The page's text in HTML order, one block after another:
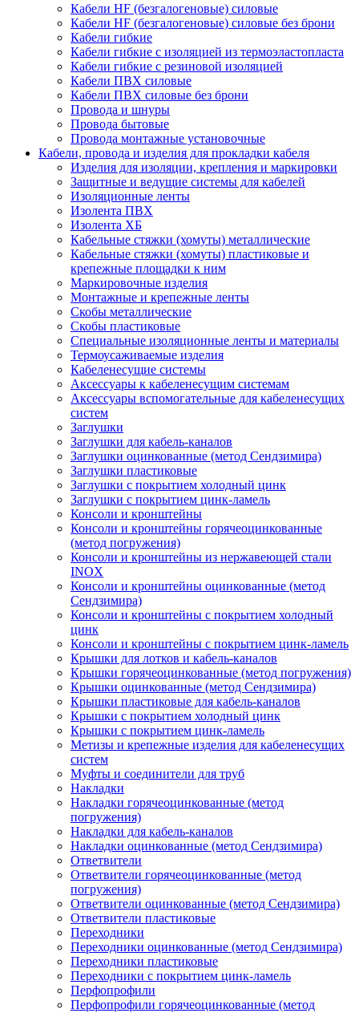
Кабели HF (безгалогеновые) силовые
Кабели HF (безгалогеновые) силовые без брони
Кабели гибкие
Кабели гибкие с изоляцией из термоэластопласта
Кабели гибкие с резиновой изоляцией
Кабели ПВХ силовые
Кабели ПВХ силовые без брони
Провода и шнуры
Провода бытовые
Провода монтажные установочные
Кабели, провода и изделия для прокладки кабеля
Изделия для изоляции, крепления и маркировки
Защитные и ведущие системы для кабелей
Изоляционные ленты
Изолента ПВХ
Изолента ХБ
Кабельные стяжки (хомуты) металлические
Кабельные стяжки (хомуты) пластиковые и
крепежные площадки к ним
Маркировочные изделия
Монтажные и крепежные ленты
Скобы металлические
Скобы пластиковые
Специальные изоляционные ленты и материалы
Термоусаживаемые изделия
Кабеленесущие системы
Аксессуары к кабеленесущим системам
Аксессуары вспомогательные для кабеленесущих
систем
Заглушки
Заглушки для кабель-каналов
Заглушки оцинкованные (метод Сендзимира)
Заглушки пластиковые
Заглушки с покрытием холодный цинк
Заглушки с покрытием цинк-ламель
Консоли и кронштейны
Консоли и кронштейны горячеоцинкованные
(метод погружения)
Консоли и кронштейны из нержавеющей стали
INOX
Консоли и кронштейны оцинкованные (метод
Сендзимира)
Консоли и кронштейны с покрытием холодный
цинк
Консоли и кронштейны с покрытием цинк-ламель
Крышки для лотков и кабель-каналов
Крышки горячеоцинкованные (метод погружения)
Крышки оцинкованные (метод Сендзимира)
Крышки пластиковые для кабель-каналов
Крышки с покрытием холодный цинк
Крышки с покрытием цинк-ламель
Метизы и крепежные изделия для кабеленесущих
систем
Муфты и соединители для труб
Накладки
Накладки горячеоцинкованные (метод
погружения)
Накладки для кабель-каналов
Накладки оцинкованные (метод Сендзимира)
Ответвители
Ответвители горячеоцинкованные (метод
погружения)
Ответвители оцинкованные (метод Сендзимира)
Ответвители пластиковые
Переходники
Переходники оцинкованные (метод Сендзимира)
Переходники пластиковые
Переходники с покрытием цинк-ламель
Перфопрофили
Перфопрофили горячеоцинкованные (метод